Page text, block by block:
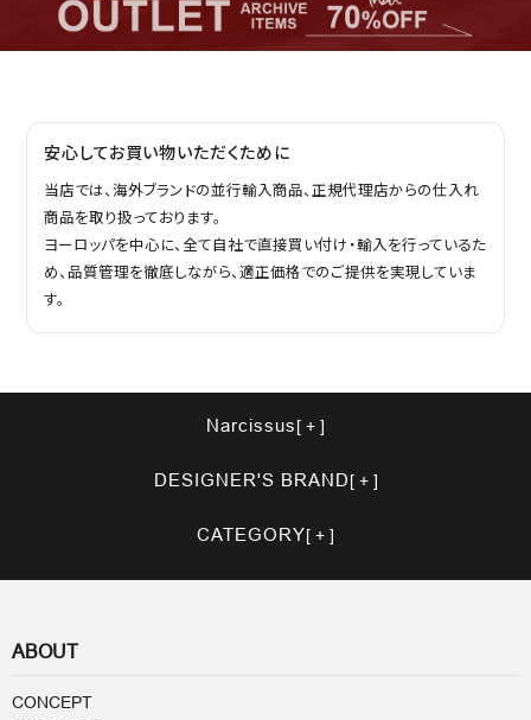
安心してお買い物いただくために
当店では、海外ブランドの並行輸入商品、正規代理店からの仕入れ
商品を取り扱っております。
ヨーロッパを中心に、全て自社で直接買い付け・輸入を行っているた
め、品質管理を徹底しながら、適正価格でのご提供を実現していま
す。
Narcissus
DESIGNER'S BRAND
CATEGORY
ABOUT
CONCEPT